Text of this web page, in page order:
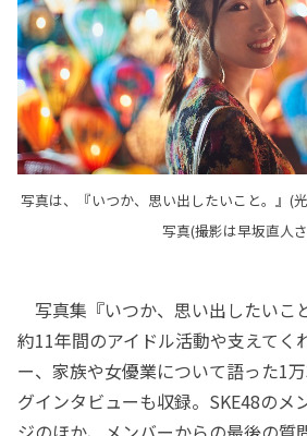
写真は、『いつか、思い出したいこと。』(
写真(撮影は早坂直人
写真集『いつか、思い出したいこ
約11年間のアイドル活動や支えてく
ー、家族や女優業について語った1
グインタビューも収録。SKE48のメ